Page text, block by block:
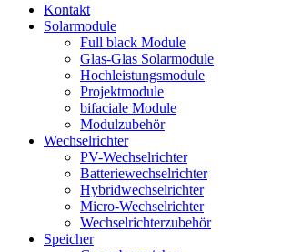
Kontakt
Solarmodule
Full black Module
Glas-Glas Solarmodule
Hochleistungsmodule
Projektmodule
bifaciale Module
Modulzubehör
Wechselrichter
PV-Wechselrichter
Batteriewechselrichter
Hybridwechselrichter
Micro-Wechselrichter
Wechselrichterzubehör
Speicher